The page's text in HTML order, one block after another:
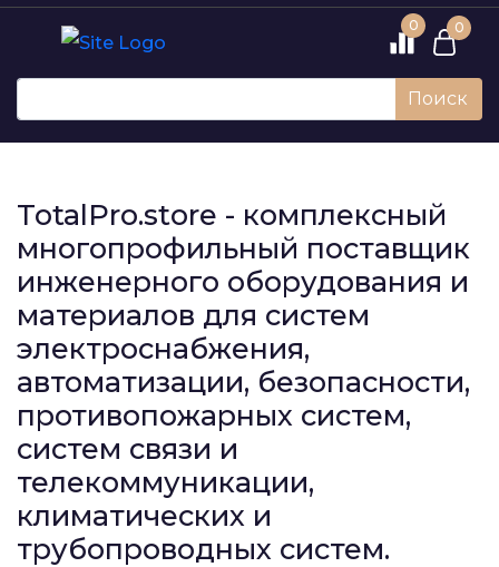
0 0
Поиск
TotalPro.store - комплексный
многопрофильный поставщик
инженерного оборудования и
материалов для систем
электроснабжения,
автоматизации, безопасности,
противопожарных систем,
систем связи и
телекоммуникации,
климатических и
трубопроводных систем.